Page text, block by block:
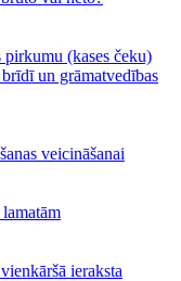
pirkumu (kases čeku)
un grāmatvedības
veicināšanai
ieraksta